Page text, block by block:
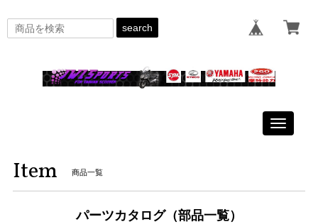
search
Toggle
Item 商品一覧
パーツカタログ（部品一覧）